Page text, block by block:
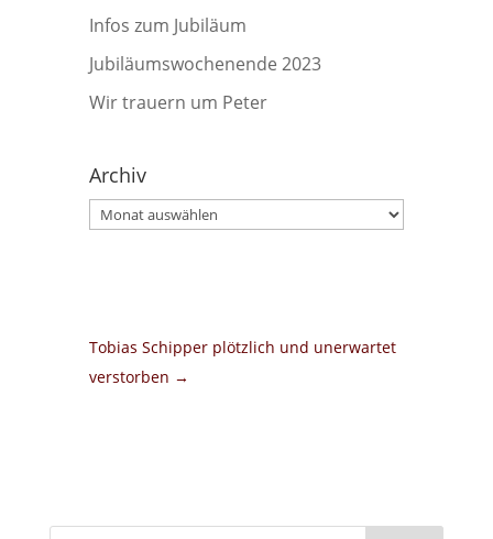
Infos zum Jubiläum
Jubiläumswochenende 2023
Wir trauern um Peter
Archiv
Archiv
Tobias Schipper plötzlich und unerwartet
verstorben →